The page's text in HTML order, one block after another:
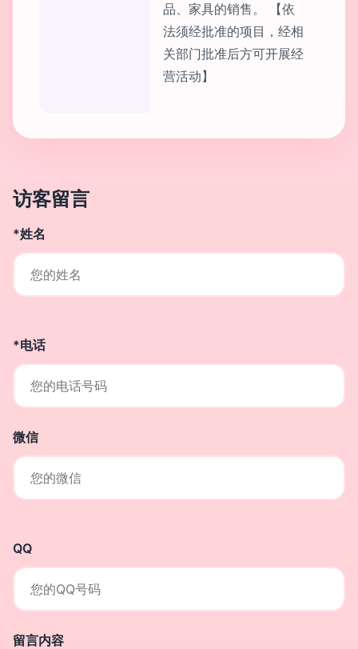
品、家具的销售。 【依
法须经批准的项目，经相
关部门批准后方可开展经
营活动】
访客留言
*姓名
*电话
微信
QQ
留言内容